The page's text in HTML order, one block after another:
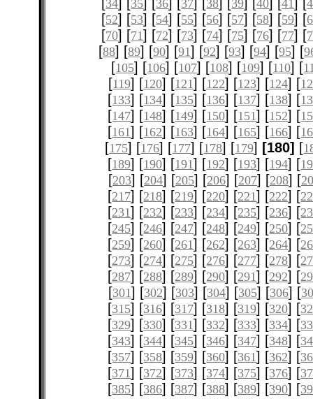
34 35 36 37 38 39 40 41
[52] [53] [54] [55] [56] [57] [58] [59] [
[70] [71] [72] [73] [74] [75] [76] [77] [
[88] [89] [90] [91] [92] [93] [94] [95] [
[105] [106] [107] [108] [109] [110] [
[119] [120] [121] [122] [123] [124] [
[133] [134] [135] [136] [137] [138] [
[147] [148] [149] [150] [151] [152] [
[161] [162] [163] [164] [165] [166] [
[175] [176] [177] [178] [179] [180] [
[189] [190] [191] [192] [193] [194] [
[203] [204] [205] [206] [207] [208] [
[217] [218] [219] [220] [221] [222] [
[231] [232] [233] [234] [235] [236] [
[245] [246] [247] [248] [249] [250] [
[259] [260] [261] [262] [263] [264] [
[273] [274] [275] [276] [277] [278] [
[287] [288] [289] [290] [291] [292] [
[301] [302] [303] [304] [305] [306] [
[315] [316] [317] [318] [319] [320] [
[329] [330] [331] [332] [333] [334] [
[343] [344] [345] [346] [347] [348] [
[357] [358] [359] [360] [361] [362] [
[371] [372] [373] [374] [375] [376] [
[385] [386] [387] [388] [389] [390] [